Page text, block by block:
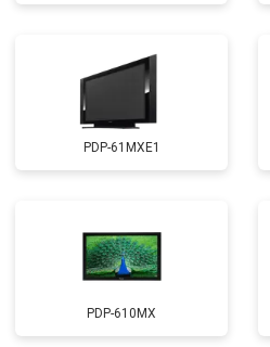
PDP-61MXE1
PDP-610MX